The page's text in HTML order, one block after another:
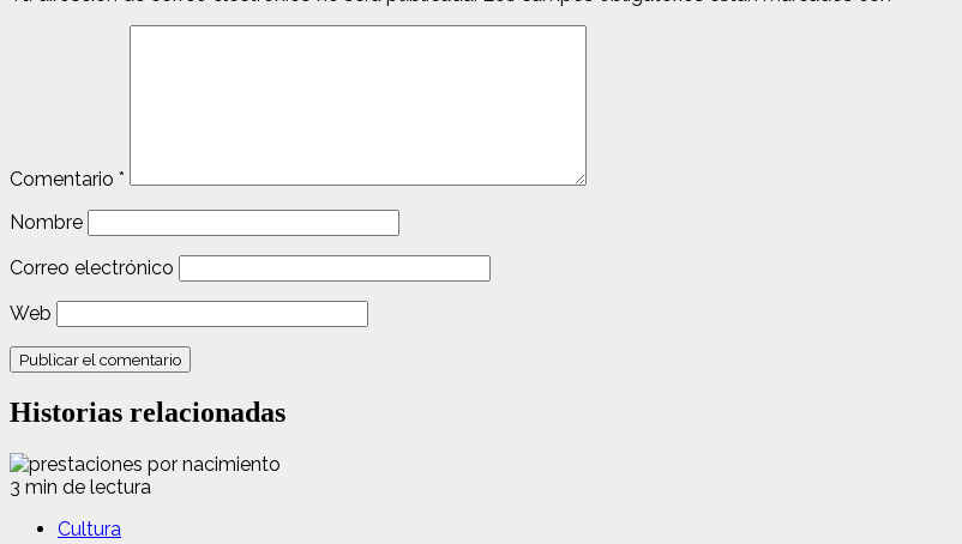
Comentario *
Nombre
Correo electrónico
Web
Historias relacionadas
3 min de lectura
Cultura